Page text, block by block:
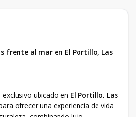
frente al mar en El Portillo, Las
ubicado en El Portillo, Las
ofrecer una experiencia de vida